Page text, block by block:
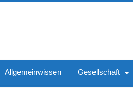
Allgemeinwissen Gesellschaft